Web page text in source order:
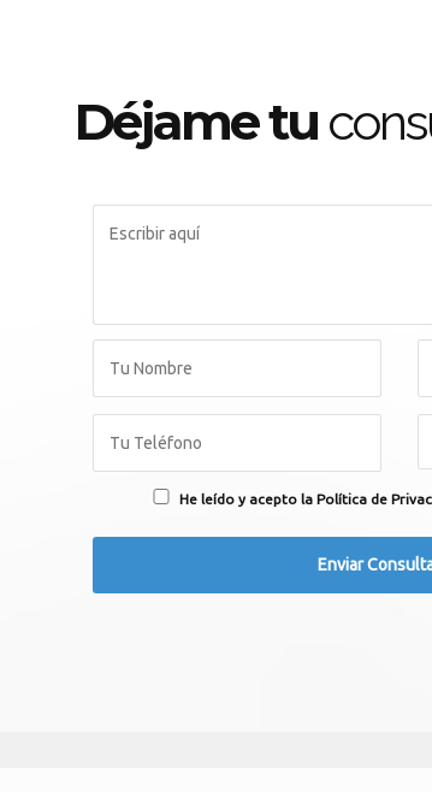
Déjame tu
He leído y acepto la Política de